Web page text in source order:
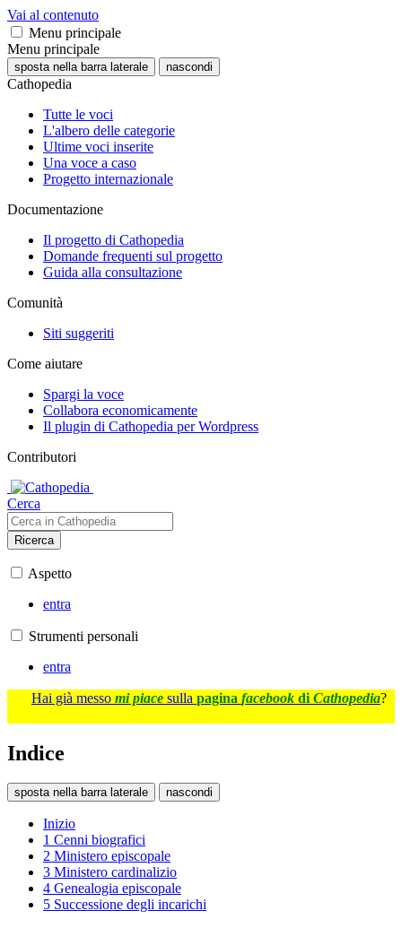
Vai al contenuto
Menu principale
Menu principale
sposta nella barra laterale nascondi
Cathopedia
Tutte le voci
L'albero delle categorie
Ultime voci inserite
Una voce a caso
Progetto internazionale
Documentazione
Il progetto di Cathopedia
Domande frequenti sul progetto
Guida alla consultazione
Comunità
Siti suggeriti
Come aiutare
Spargi la voce
Collabora economicamente
Il plugin di Cathopedia per Wordpress
Contributori
Cerca
Ricerca
Aspetto
entra
Strumenti personali
entra
Hai già messo mi piace sulla pagina facebook di Cathopedia?
Indice
sposta nella barra laterale nascondi
Inizio
1 Cenni biografici
2 Ministero episcopale
3 Ministero cardinalizio
4 Genealogia episcopale
5 Successione degli incarichi